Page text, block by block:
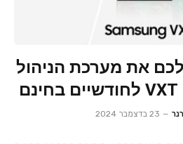
את מערכת הניהול
23 בדצמבר 2024